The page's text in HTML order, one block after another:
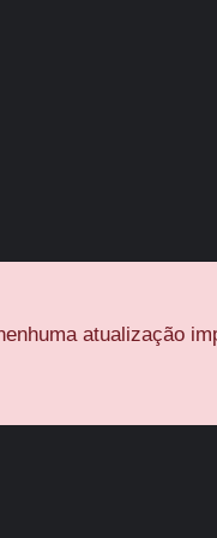
atualização